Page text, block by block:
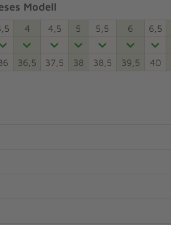
Modell
4 4,5 5 5,5 6 6,5
36,5 37,5 38 38,5 39,5 40